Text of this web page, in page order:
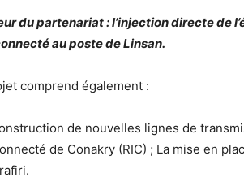
du partenariat : l’injection directe de
au poste de Linsan.
comprend également :
de nouvelles lignes de
de Conakry (RIC) ; La mise en